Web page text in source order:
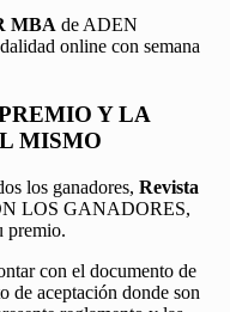
MBA de ADEN
online con semana
Y LA
MISMO
los ganadores, Revista
LOS GANADORES,
premio.
con el documento de
de aceptación donde son